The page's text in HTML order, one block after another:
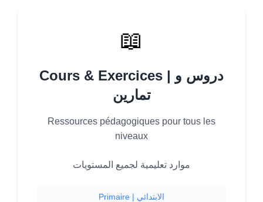
📖
Cours & Exercices | دروس و
تمارين
Ressources pédagogiques pour tous les
niveaux
موارد تعليمية لجميع المستويات
Primaire | الابتدائي